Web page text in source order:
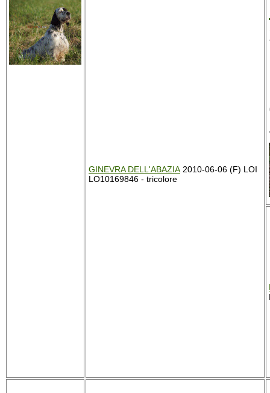
GINEVRA DELL'ABAZIA 2010-06-06 (F) LOI
LO10169846 - tricolore